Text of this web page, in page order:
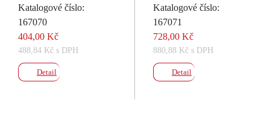
Katalogové číslo:
167070
404,00 Kč
488,84 Kč s DPH
Detail
Katalogové číslo:
167071
728,00 Kč
880,88 Kč s DPH
Detail